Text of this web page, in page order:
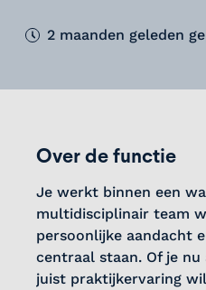
2 maanden geleden
Over de functie
Je werkt binnen een
multidisciplinair team
persoonlijke aandacht
centraal staan. Of je
juist praktijkervaring